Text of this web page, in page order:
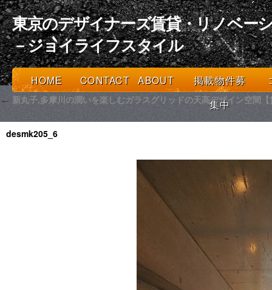
東京のデザイナーズ賃貸・リノベー
－ジョイライフスタイル
HOME CONTACT ABOUT
掲載物件募
集中
← 新丸子,多摩川の潤いを楽しむガラスグリッドの天高デザイン空間
desmk205_6